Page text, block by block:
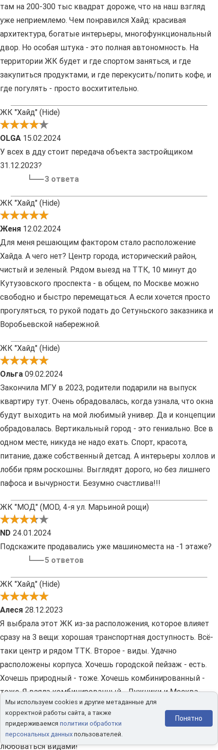
там на 200-300 тыс квадрат дороже, что на наш взгляд
уже неприемлемо. Чем понравился Хайд: красивая
архитектура, богатые интерьеры, многофункциональный
двор. Но особая штука - это полная автономность. На
территории ЖК будет и где спортом заняться, и где
закупиться продуктами, и где перекусить/попить кофе, и
где погулять - просто восхитительно.
ЖК "Хайд" (Hide)
OLGA 15.02.2024
У всех в дду стоит передача объекта застройщиком
31.12.2023?
3 ответа
ЖК "Хайд" (Hide)
Женя 12.02.2024
Для меня решающим фактором стало расположение
Хайда. А чего нет? Центр города, исторический район,
чистый и зеленый. Рядом выезд на ТТК, 10 минут до
Кутузовского проспекта - в общем, по Москве можно
свободно и быстро перемещаться. А если хочется просто
прогуляться, то рукой подать до Сетуньского заказника и
Воробьевской набережной.
ЖК "Хайд" (Hide)
Ольга 09.02.2024
Закончила МГУ в 2023, родители подарили на выпуск
квартиру тут. Очень обрадовалась, когда узнала, что окна
будут выходить на мой любимый универ. Да и концепции
обрадовалась. Вертикальный город - это гениально. Все в
одном месте, никуда не надо ехать. Спорт, красота,
питание, даже собственный детсад. А интерьеры холлов и
лобби прям роскошны. Выглядят дорого, но без лишнего
пафоса и вычурности. Безумно счастлива!!!
ЖК "МОД" (MOD, 4-я ул. Марьиной рощи)
ND 24.01.2024
Подскажите продавались уже машиноместа на -1 этаже?
5 ответов
ЖК "Хайд" (Hide)
Алеся 28.12.2023
Я выбрала этот ЖК из-за расположения, которое влияет
сразу на 3 вещи: хорошая транспортная доступность. Всё-
таки центр и рядом ТТК. Второе - виды. Удачно
расположены корпуса. Хочешь городской пейзаж - есть.
Хочешь природный - тоже. Хочешь комбинированный -
тоже. Я взяла комбинированный - Лужники и Москва-
река. Третий момент - само по себе место. Там рядом
нигде ничего не построишь, и не получится, что один ЖК
окна в окна с другим. Жду заселения! Хочу уже скорее
любоваться видами!
Мы используем cookies и другие метаданные для
корректной работы сайта, а также
придерживаемся политики обработки
персональных данных пользователей.
Понятно